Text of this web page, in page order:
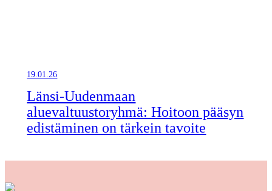
19.01.26
Länsi-Uudenmaan
aluevaltuustoryhmä: Hoitoon pääsyn
edistäminen on tärkein tavoite